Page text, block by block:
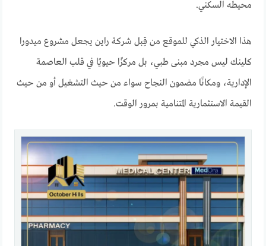
محيطه السكني.
هذا الاختيار الذكي للموقع من قِبل شركة راين يجعل مشروع ميدورا
كلينك ليس مجرد مبنى طبي، بل مركزًا حيويًا في قلب العاصمة
الإدارية، ومكانًا مضمون النجاح سواء من حيث التشغيل أو من حيث
القيمة الاستثمارية المتنامية بمرور الوقت.